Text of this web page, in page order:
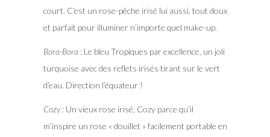
court. C’est un rose-pêche irisé lui aussi, tout doux
et parfait pour illuminer n’importe quel make-up.
Bora-Bora : Le bleu Tropiques par excellence, un joli
turquoise avec des reflets irisés tirant sur le vert
d’eau. Direction l’équateur !
Cozy :Un vieux rose irisé, Cozy parce qu’il
m’inspire un rose « douillet » facilement portable en